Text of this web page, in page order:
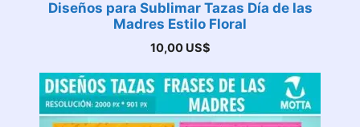
Diseños para Sublimar Tazas Día de las
Madres Estilo Floral
10,00 US$